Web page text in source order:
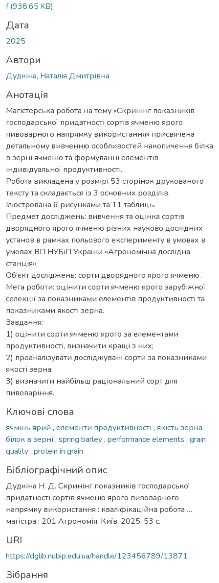
f(938,65 KB)
Дата
2025
Автори
Дудкіна, Наталія Дмитрівна
Анотація
Магістерська робота на тему «Скринінг показників
господарської придатності сортів ячменю ярого
пивоварного напрямку використання» присвячена
детальному вивченню особливостей накопичення білка
в зерні ячменю та формуванні елементів
індивідуальної продуктивності.
Робота викладена у розмірі 53 сторінок друкованого
тексту та складається із 3 основних розділів.
Ілюстрована 6 рисунками та 11 таблиць.
Предмет досліджень: вивчення та оцінка сортів
дворядного ярого ячменю різних науково дослідних
установ в рамках польового експерименту в умовах в
умовах ВП НУБіП України «Агрономічна дослідна
станція».
Об’єкт досліджень: сорти дворядного ярого ячменю.
Мета роботи: оцінити сорти ячменю ярого зарубіжної
селекції за показниками елементів продуктивності та
показниками якості зерна.
Завдання:
1) оцінити сорти ячменю ярого за елементами
продуктивності, визначити кращі з них;
2) проаналізувати досліджувані сорти за показниками
якості зерна;
3) визначити найбільш раціональний сорт для
пивоваріння.
Ключові слова
ячмінь ярий , елементи продуктивності , якість зерна ,
білок в зерні , spring barley, performance elements , grain
quality, protein in grain
Бібліографічний опис
Дудкіна Н. Д. Скринінг показників господарської
придатності сортів ячменю ярого пивоварного
напрямку використання : кваліфікаційна робота …
магістра : 201 Агрономія. Київ, 2025. 53 с.
URI
https://dglib.nubip.edu.ua/handle/123456789/13871
Зібрання